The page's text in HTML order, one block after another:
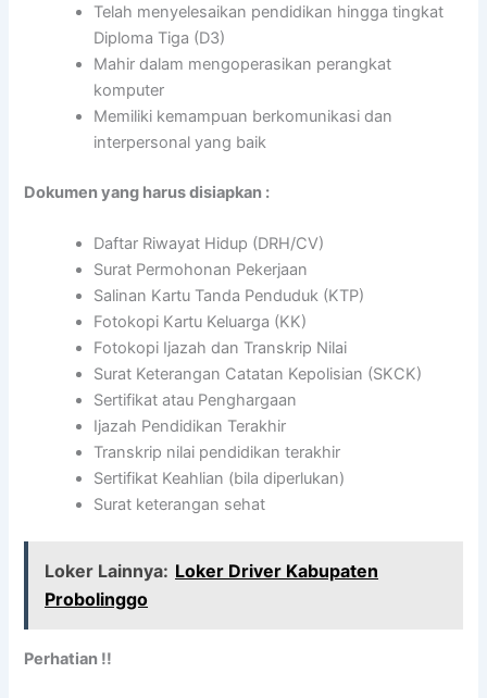
Telah menyelesaikan pendidikan hingga tingkat
Diploma Tiga (D3)
Mahir dalam mengoperasikan perangkat
komputer
Memiliki kemampuan berkomunikasi dan
interpersonal yang baik
Dokumen yang harus disiapkan :
Daftar Riwayat Hidup (DRH/CV)
Surat Permohonan Pekerjaan
Salinan Kartu Tanda Penduduk (KTP)
Fotokopi Kartu Keluarga (KK)
Fotokopi Ijazah dan Transkrip Nilai
Surat Keterangan Catatan Kepolisian (SKCK)
Sertifikat atau Penghargaan
Ijazah Pendidikan Terakhir
Transkrip nilai pendidikan terakhir
Sertifikat Keahlian (bila diperlukan)
Surat keterangan sehat
Loker Lainnya: Loker Driver Kabupaten
Probolinggo
Perhatian !!